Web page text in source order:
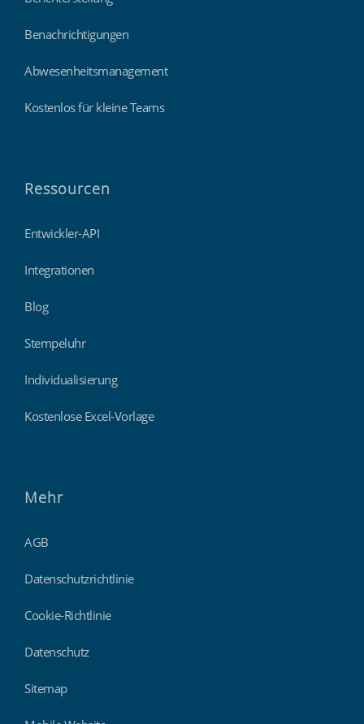
Benachrichtigungen
Abwesenheitsmanagement
Kostenlos für kleine Teams
Ressourcen
Entwickler-API
Integrationen
Blog
Stempeluhr
Individualisierung
Kostenlose Excel-Vorlage
Mehr
AGB
Datenschutzrichtlinie
Cookie-Richtlinie
Datenschutz
Sitemap